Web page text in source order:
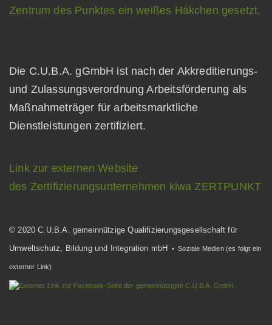
Die C.U.B.A. gGmbH ist nach der Akkreditierungs-
und Zulassungsverordnung Arbeitsförderung als
Maßnahmeträger für arbeitsmarktliche
Dienstleistungen zertifiziert.
Link zur externen Website
des Zertifizierungsunternehmen kiwa ZERTPUNKT
© 2020 C.U.B.A. gemeinnützige Qualifizierungsgesellschaft für
Umweltschutz, Bildung und Integration mbH
• Soziale Medien (es folgt ein
externer Link)